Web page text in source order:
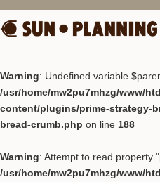
Warning: Undefined variable
/usr/home/mw2pu7mhzg/www/
content/plugins/prime-strategy-
bread-crumb.php on line 188
Warning: Attempt to read property
/usr/home/mw2pu7mhzg/www/